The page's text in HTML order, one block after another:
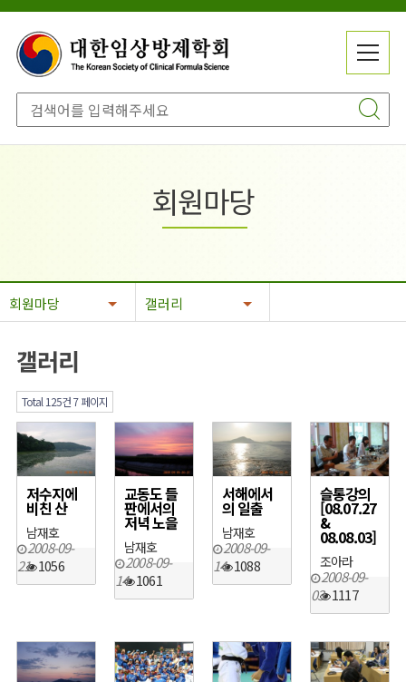
전
메
뉴
메
기
회원마당
회원마당 갤러리
갤러리
Total 125건7 페이지
저수지에
비친 산
남재호
1056
2008-09-
21
교동도 들
판에서의
저녁 노을
남재호
1061
2008-09-
14
서해에서
의 일출
남재호
1088
2008-09-
14
슬통강의
[08.07.27
&
08.08.03]
조아라
1117
2008-09-
03